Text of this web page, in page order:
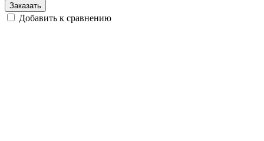
Заказать
Добавить к сравнению